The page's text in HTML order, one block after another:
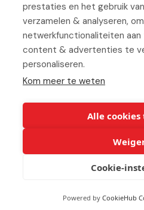
Blog
Partners
Contact
Werken bij ABC
© Copyright 2026 ABC-Groep |
Privacy verklaring|
prestaties en het gebruik
verzamelen & analyseren,
netwerkfunctionaliteiten aan
content & advertenties te
personaliseren.
Kom meer te weten
Alle cookies
Cookie-
Powered by CookieHub